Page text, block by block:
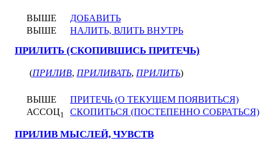
ВЫШЕ
ДОБАВИТЬ
ВЫШЕ
НАЛИТЬ, ВЛИТЬ ВНУТРЬ
ПРИЛИТЬ (СКОПИВШИСЬ ПРИТЕЧЬ)
(ПРИЛИВ, ПРИЛИВАТЬ, ПРИЛИТЬ)
ВЫШЕ
ПРИТЕЧЬ (О ТЕКУЩЕМ ПОЯВИТЬСЯ)
АССОЦ1 СКОПИТЬСЯ (ПОСТЕПЕННО СОБРАТЬСЯ)
ПРИЛИВ МЫСЛЕЙ, ЧУВСТВ